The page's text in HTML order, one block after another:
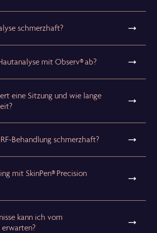
schmerzhaft?
mit Observ® ab?
eine Sitzung und wie lange
Behandlung schmerzhaft?
mit SkinPen® Precision
kann ich vom